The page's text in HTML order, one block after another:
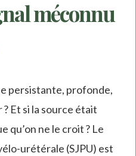
méconnu
persistante, profonde,
Et si la source était
qu’on ne le croit ? Le
urétérale (SJPU) est